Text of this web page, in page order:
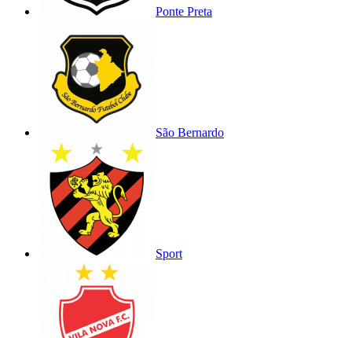
Ponte Preta
São Bernardo
Sport